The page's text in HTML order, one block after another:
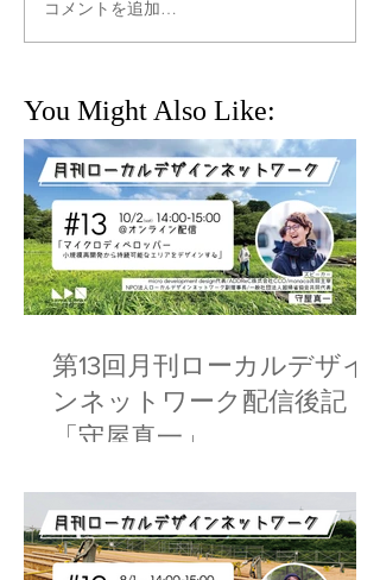
コメントを追加…
You Might Also Like:
第13回月刊ローカルデザイ
ンネットワーク配信後記
「守屋真一」